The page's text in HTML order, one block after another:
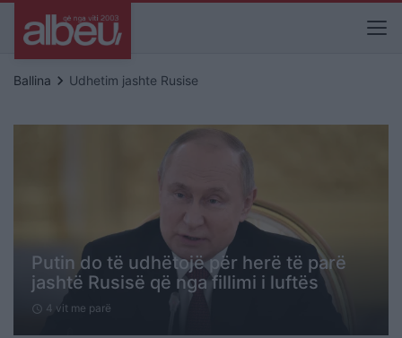
Ballina keyboard_arrow_right Udhetim jashte Rusise
Putin do të udhëtojë për herë të parë
jashtë Rusisë që nga fillimi i luftës
schedule 4 vit me parë